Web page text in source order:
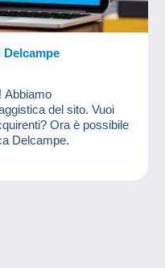
Abbiamo
del sito. Vuoi
Ora è possibile
Delcampe.